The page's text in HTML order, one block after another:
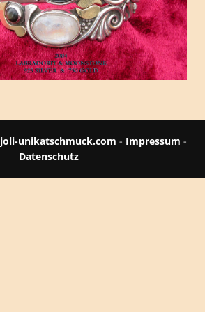
joli-unikatschmuck.com - Impressum -
Datenschutz